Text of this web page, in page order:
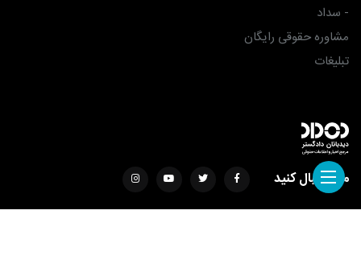
- سداد
مشاوره حقوقی رایگان
تبلیغات
ما را دنبال کنید